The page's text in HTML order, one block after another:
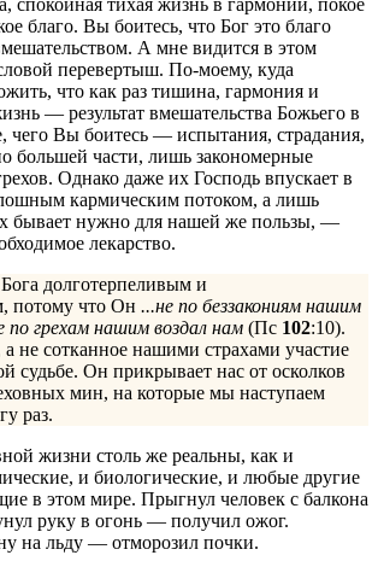
благо. Вы боитесь, что Бог это благо
А мне видится в этом
перевертыш. По-моему, куда
что как раз тишина, гармония и
— результат вмешательства Божьего в
чего Вы боитесь — испытания, страдания,
большей части, лишь закономерные
Однако даже их Господь впускает в
кармическим потоком, а лишь
бывает нужно для нашей же пользы, —
лекарство.
долготерпеливым и
потому что Он ...не по беззакониям нашим
по грехам нашим воздал нам (Пс 102:10).
а не сотканное нашими страхами участие
судьбе. Он прикрывает нас от осколков
мин, на которые мы наступаем
раз.
жизни столь же реальны, как и
и биологические, и любые другие
в этом мире. Прыгнул человек с балкона
руку в огонь — получил ожог.
на льду — отморозил почки.